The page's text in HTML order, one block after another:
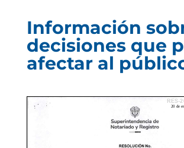
Información
decisiones que
afectar al